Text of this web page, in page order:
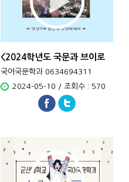
<2024학년도 국문과 브이로
그..
국어국문학과 0634694311
2024-05-10 / 조회수 : 570